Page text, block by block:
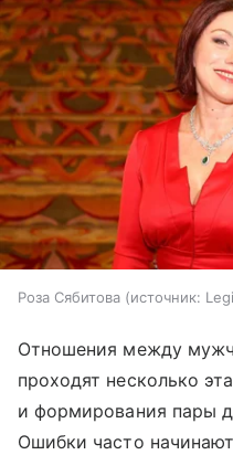
Роза Сябитова источник:
Отношения между
проходят несколько
и формирования пары
Ошибки часто